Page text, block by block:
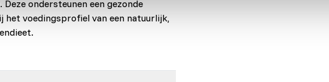
ondersteunen een gezonde
het voedingsprofiel van een natuurlijk,